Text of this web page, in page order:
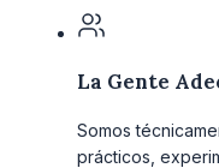
La Gente
Somos
prácticos,